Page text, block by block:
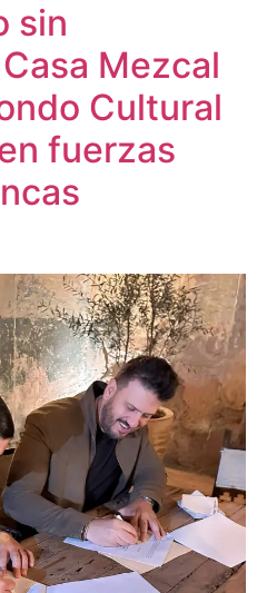
sin
Mezcal
Cultural
fuerzas